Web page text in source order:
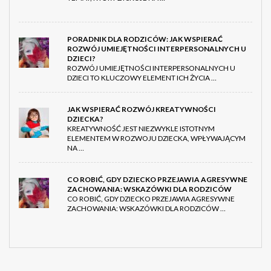
PORADNIK DLA RODZICÓW: JAK WSPIERAĆ
ROZWÓJ UMIEJĘTNOŚCI INTERPERSONALNYCH U
DZIECI?
ROZWÓJ UMIEJĘTNOŚCI INTERPERSONALNYCH U
DZIECI TO KLUCZOWY ELEMENT ICH ŻYCIA …
JAK WSPIERAĆ ROZWÓJ KREATYWNOŚCI
DZIECKA?
KREATYWNOŚĆ JEST NIEZWYKLE ISTOTNYM
ELEMENTEM W ROZWOJU DZIECKA, WPŁYWAJĄCYM
NA …
CO ROBIĆ, GDY DZIECKO PRZEJAWIA AGRESYWNE
ZACHOWANIA: WSKAZÓWKI DLA RODZICÓW
CO ROBIĆ, GDY DZIECKO PRZEJAWIA AGRESYWNE
ZACHOWANIA: WSKAZÓWKI DLA RODZICÓW …